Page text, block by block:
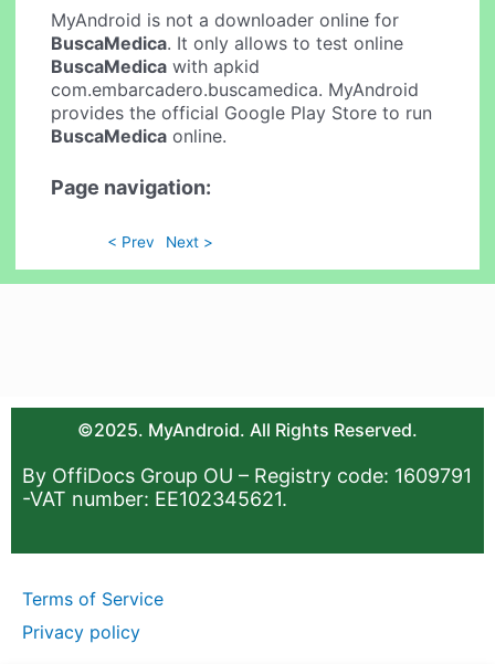
MyAndroid is not a downloader online for
BuscaMedica. It only allows to test online
BuscaMedica with apkid
com.embarcadero.buscamedica. MyAndroid
provides the official Google Play Store to run
BuscaMedica online.
Page navigation:
< Prev Next >
©2025. MyAndroid. All Rights Reserved.
By OffiDocs Group OU – Registry code: 1609791
-VAT number: EE102345621.
Terms of Service
Privacy policy